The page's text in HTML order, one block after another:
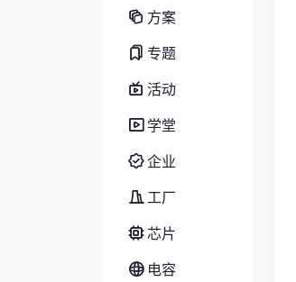
方案
专题
活动
学堂
企业
工厂
芯片
电容